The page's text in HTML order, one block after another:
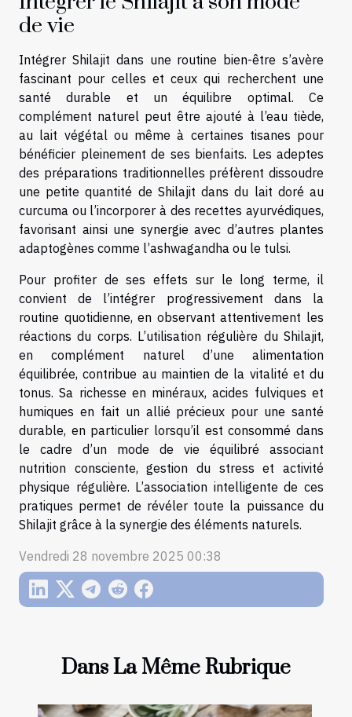
de vie
Intégrer Shilajit dans une routine bien-être s’avère
fascinant pour celles et ceux qui recherchent une
santé durable et un équilibre optimal. Ce
complément naturel peut être ajouté à l’eau tiède,
au lait végétal ou même à certaines tisanes pour
bénéficier pleinement de ses bienfaits. Les adeptes
des préparations traditionnelles préfèrent dissoudre
une petite quantité de Shilajit dans du lait doré au
curcuma ou l’incorporer à des recettes ayurvédiques,
favorisant ainsi une synergie avec d’autres plantes
adaptogènes comme l’ashwagandha ou le tulsi.
Pour profiter de ses effets sur le long terme, il
convient de l’intégrer progressivement dans la
routine quotidienne, en observant attentivement les
réactions du corps. L’utilisation régulière du Shilajit,
en complément naturel d’une alimentation
équilibrée, contribue au maintien de la vitalité et du
tonus. Sa richesse en minéraux, acides fulviques et
humiques en fait un allié précieux pour une santé
durable, en particulier lorsqu’il est consommé dans
le cadre d’un mode de vie équilibré associant
nutrition consciente, gestion du stress et activité
physique régulière. L’association intelligente de ces
pratiques permet de révéler toute la puissance du
Shilajit grâce à la synergie des éléments naturels.
Vendredi 28 novembre 2025 00:38
Dans La Même Rubrique